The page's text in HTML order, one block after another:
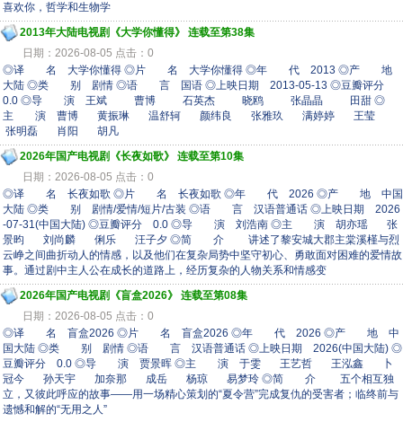
喜欢你，哲学和生物学
2013年大陆电视剧《大学你懂得》 连载至第38集
日期：2026-08-05 点击：0
◎译 名 大学你懂得 ◎片 名 大学你懂得 ◎年 代 2013 ◎产 地
大陆 ◎类 别 剧情 ◎语 言 国语 ◎上映日期 2013-05-13 ◎豆瓣评分
0.0 ◎导 演 王斌 曹博 石英杰 晓鸥 张晶晶 田甜 ◎
主 演 曹博 黄振琳 温舒轲 颜纬良 张雅玖 满婷婷 王莹
张明磊 肖阳 胡凡
2026年国产电视剧《长夜如歌》 连载至第10集
日期：2026-08-05 点击：0
◎译 名 长夜如歌 ◎片 名 长夜如歌 ◎年 代 2026 ◎产 地 中国
大陆 ◎类 别 剧情/爱情/短片/古装 ◎语 言 汉语普通话 ◎上映日期 2026
-07-31(中国大陆) ◎豆瓣评分 0.0 ◎导 演 刘浩南 ◎主 演 胡亦瑶 张
景昀 刘尚麟 俐乐 汪子夕 ◎简 介 讲述了黎安城大郡主棠溪槿与烈
云峥之间曲折动人的情感，以及他们在复杂局势中坚守初心、勇敢面对困难的爱情故
事。通过剧中主人公在成长的道路上，经历复杂的人物关系和情感变
2026年国产电视剧《盲盒2026》 连载至第08集
日期：2026-08-05 点击：0
◎译 名 盲盒2026 ◎片 名 盲盒2026 ◎年 代 2026 ◎产 地 中
国大陆 ◎类 别 剧情 ◎语 言 汉语普通话 ◎上映日期 2026(中国大陆) ◎
豆瓣评分 0.0 ◎导 演 贾景晖 ◎主 演 于雯 王艺哲 王泓鑫 卜
冠今 孙天宇 加奈那 成岳 杨琼 易梦玲 ◎简 介 五个相互独
立，又彼此呼应的故事——用一场精心策划的“夏令营”完成复仇的受害者；临终前与
遗憾和解的“无用之人”